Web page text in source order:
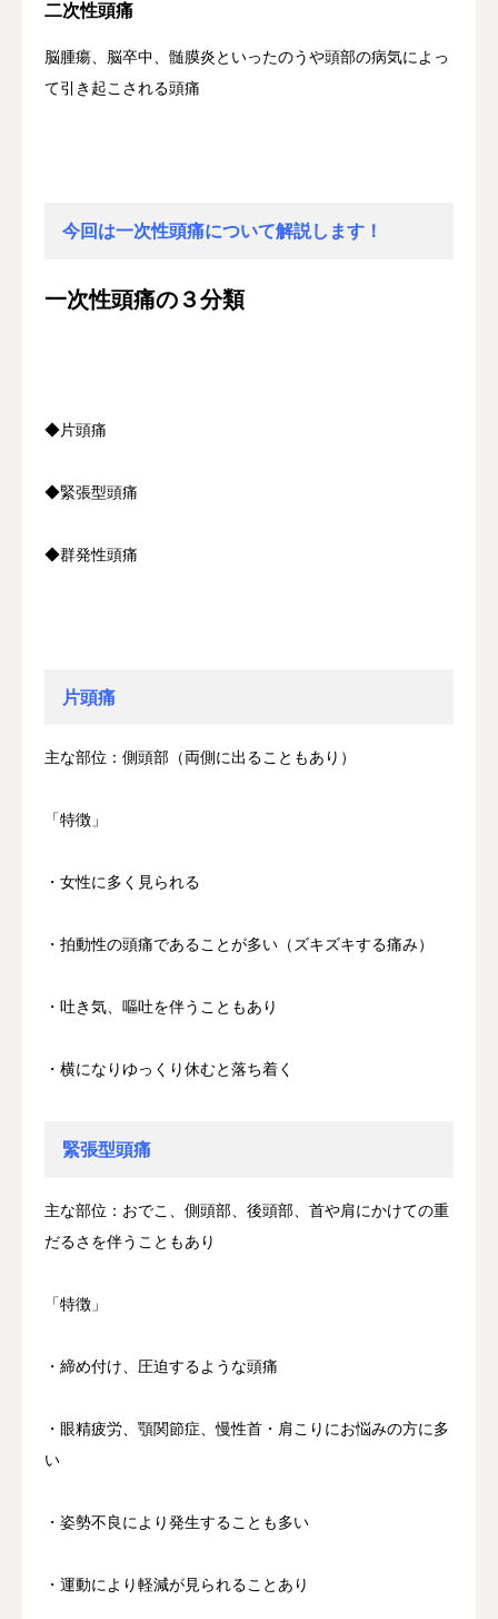
二次性頭痛
脳腫瘍、脳卒中、髄膜炎といったのうや頭部の病気によっ
て引き起こされる頭痛
今回は一次性頭痛について解説します！
一次性頭痛の３分類
◆片頭痛
◆緊張型頭痛
◆群発性頭痛
片頭痛
主な部位：側頭部（両側に出ることもあり）
「特徴」
・女性に多く見られる
・拍動性の頭痛であることが多い（ズキズキする痛み）
・吐き気、嘔吐を伴うこともあり
・横になりゆっくり休むと落ち着く
緊張型頭痛
主な部位：おでこ、側頭部、後頭部、首や肩にかけての重
だるさを伴うこともあり
「特徴」
・締め付け、圧迫するような頭痛
・眼精疲労、顎関節症、慢性首・肩こりにお悩みの方に多
い
・姿勢不良により発生することも多い
・運動により軽減が見られることあり